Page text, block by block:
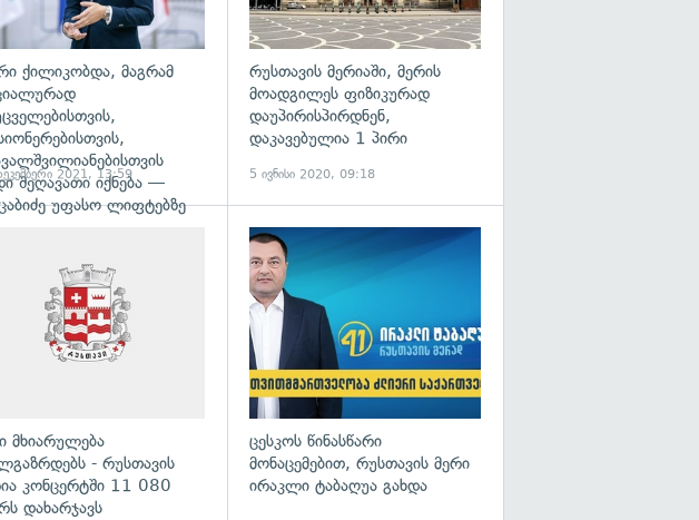
ქილიკობდა, მაგრამ
შეღავათი იქნება —
უფასო ლიფტებზე
2021, 13:59
რუსთავის მერიაში, მერის
მოადგილეს ფიზიკურად
დაუპირისპირდნენ,
დაკავებულია 1 პირი
5 ივნისი 2020, 09:18
გადახედვა
მხიარულება
- რუსთავის
კონცერტში 11 080
დახარჯავს
ცესკოს წინასწარი
მონაცემებით, რუსთავის მერი
ირაკლი ტაბაღუა გახდა